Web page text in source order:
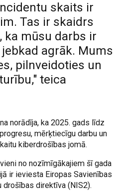
skaits ir
Tas ir skaidrs
ka mūsu darbs ir
agrāk. Mums
pilnveidoties un
teica
norādīja, ka 2025. gads līdz
mērķtiecīgu darbu un
kiberdrošības jomā.
no nozīmīgākajiem šī gada
ir ieviesta Eiropas Savienības
direktīva (NIS2).